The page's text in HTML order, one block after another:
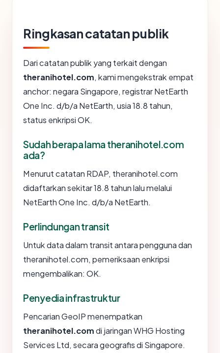
Ringkasan catatan publik
Dari catatan publik yang terkait dengan
theranihotel.com, kami mengekstrak empat
anchor: negara Singapore, registrar NetEarth
One Inc. d/b/a NetEarth, usia 18.8 tahun,
status enkripsi OK.
Sudah berapa lama theranihotel.com
ada?
Menurut catatan RDAP, theranihotel.com
didaftarkan sekitar 18.8 tahun lalu melalui
NetEarth One Inc. d/b/a NetEarth.
Perlindungan transit
Untuk data dalam transit antara pengguna dan
theranihotel.com, pemeriksaan enkripsi
mengembalikan: OK.
Penyedia infrastruktur
Pencarian GeoIP menempatkan
theranihotel.comdi jaringan WHG Hosting
Services Ltd, secara geografis di Singapore.